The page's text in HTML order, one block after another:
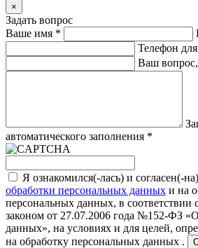
×
Задать вопрос
Ваше имя *
Телефон для
Ваш
автоматического заполнения *
Я ознакомился(-лась) и согласен(-
обработки персональных данных и на
персональных данных, в соответствии
законом от 27.07.2006 года №152-ФЗ
данных», на условиях и для целей,
на обработку персональных данных .